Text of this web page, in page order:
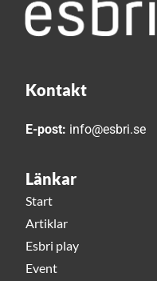
Kontakt
E-post: info@esbri.se
Länkar
Start
Artiklar
Esbri play
Event